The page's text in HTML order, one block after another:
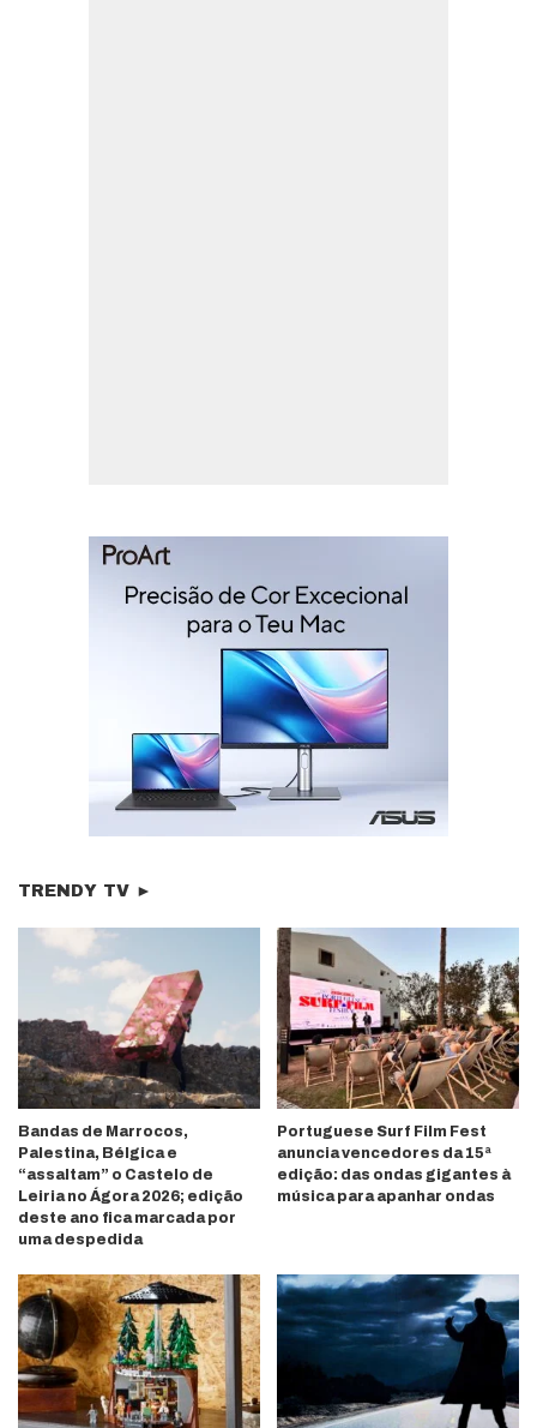
TRENDY TV ►
Bandas de Marrocos,
Palestina, Bélgica e
“assaltam” o Castelo de
Leiria no Ágora 2026; edição
deste ano fica marcada por
uma despedida
Portuguese Surf Film Fest
anuncia vencedores da 15ª
edição: das ondas gigantes à
música para apanhar ondas